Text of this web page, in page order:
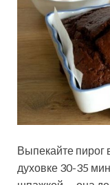
Выпекайте пирог
духовке 30-35